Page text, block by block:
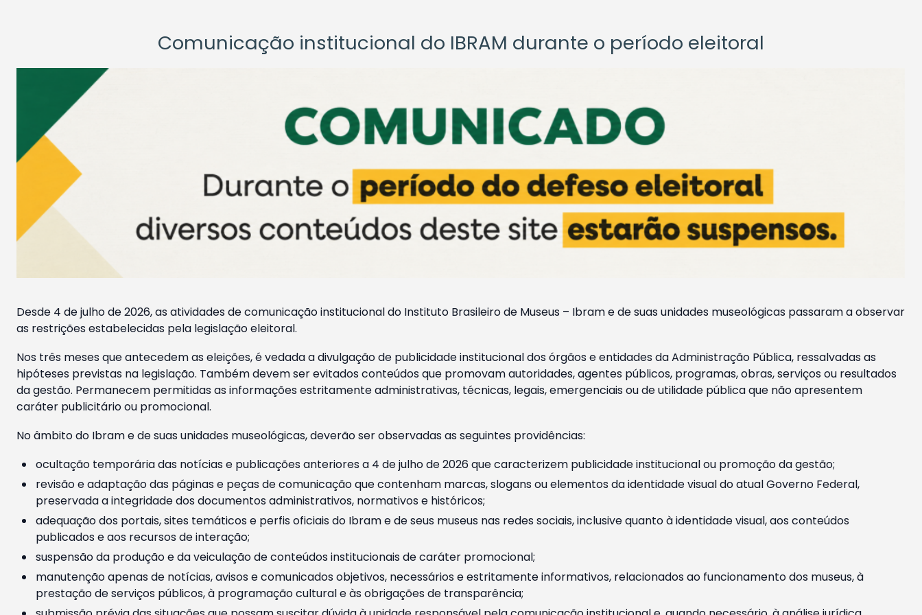
Comunicação institucional do IBRAM durante o período eleitoral
Desde 4 de julho de 2026, as atividades de comunicação institucional do Instituto Brasileiro de Museus – Ibram e de suas unidades museológicas passaram a observar
as restrições estabelecidas pela legislação eleitoral.
Nos três meses que antecedem as eleições, é vedada a divulgação de publicidade institucional dos órgãos e entidades da Administração Pública, ressalvadas as
hipóteses previstas na legislação. Também devem ser evitados conteúdos que promovam autoridades, agentes públicos, programas, obras, serviços ou resultados
da gestão. Permanecem permitidas as informações estritamente administrativas, técnicas, legais, emergenciais ou de utilidade pública que não apresentem
caráter publicitário ou promocional.
No âmbito do Ibram e de suas unidades museológicas, deverão ser observadas as seguintes providências:
ocultação temporária das notícias e publicações anteriores a 4 de julho de 2026 que caracterizem publicidade institucional ou promoção da gestão;
revisão e adaptação das páginas e peças de comunicação que contenham marcas, slogans ou elementos da identidade visual do atual Governo Federal,
preservada a integridade dos documentos administrativos, normativos e históricos;
adequação dos portais, sites temáticos e perfis oficiais do Ibram e de seus museus nas redes sociais, inclusive quanto à identidade visual, aos conteúdos
publicados e aos recursos de interação;
suspensão da produção e da veiculação de conteúdos institucionais de caráter promocional;
manutenção apenas de notícias, avisos e comunicados objetivos, necessários e estritamente informativos, relacionados ao funcionamento dos museus, à
prestação de serviços públicos, à programação cultural e às obrigações de transparência;